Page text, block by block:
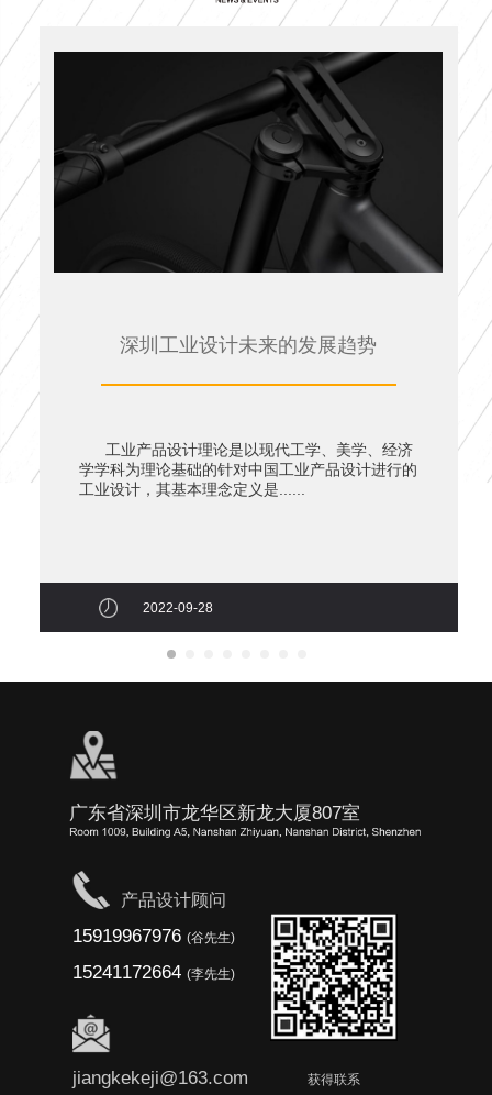
深圳工业设计未来的发展趋势
工业产品设计理论是以现代工学、美学、经济
学学科为理论基础的针对中国工业产品设计进行的
工业设计，其基本理念定义是......
2022-09-28
广东省深圳市龙华区新龙大厦807室
产品设计顾问
15919967976 (谷先生)
15241172664 (李先生)
jiangkekeji@163.com 获得联系